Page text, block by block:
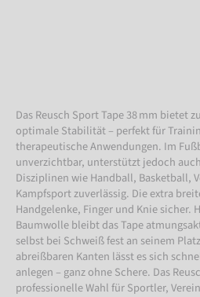
Das Reusch Sport Tape 38 mm bietet
optimale Stabilität – perfekt für
therapeutische Anwendungen. Im
unverzichtbar, unterstützt jedoch
Disziplinen wie Handball, Basketball,
Kampfsport zuverlässig. Die extra
Handgelenke, Finger und Knie sicher.
Baumwolle bleibt das Tape
selbst bei Schweiß fest an seinem
abreißbaren Kanten lässt es sich
anlegen – ganz ohne Schere. Das
professionelle Wahl für Sportler,